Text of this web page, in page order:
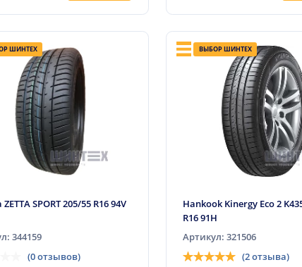
ШИНТЕХ
SPORT 205/55 R16 94V
344159
(0 отзывов)
ВЫБОР ШИНТЕХ
Hankook Kinergy Eco 2
R16 91H
Артикул: 321506
(2 отзыва)